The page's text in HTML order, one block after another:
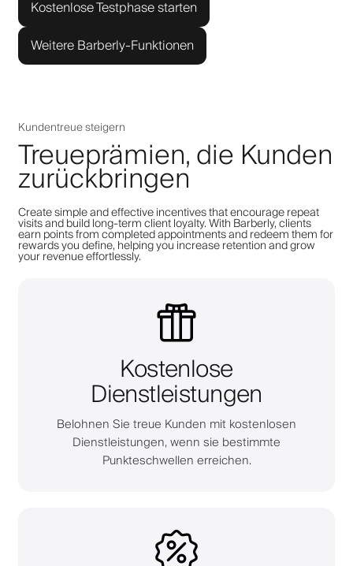
Kostenlose Testphase starten
Weitere Barberly-Funktionen
Kundentreue steigern
Treueprämien, die Kunden
zurückbringen
Create simple and effective incentives that encourage repeat
visits and build long-term client loyalty. With Barberly, clients
earn points from completed appointments and redeem them for
rewards you define, helping you increase retention and grow
your revenue effortlessly.
Kostenlose
Dienstleistungen
Belohnen Sie treue Kunden mit kostenlosen
Dienstleistungen, wenn sie bestimmte
Punkteschwellen erreichen.